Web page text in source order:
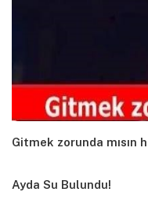
Gitmek zorunda mısın
Ayda Su Bulundu!